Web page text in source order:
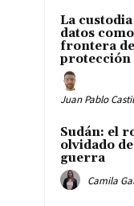
La custodia
datos
frontera
protección
Juan Pablo
Sudán: el
olvidado
guerra
Camila